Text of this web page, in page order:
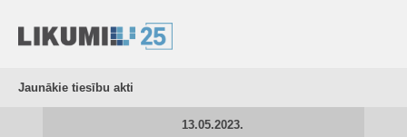
Jaunākie tiesību akti
13.05.2023.